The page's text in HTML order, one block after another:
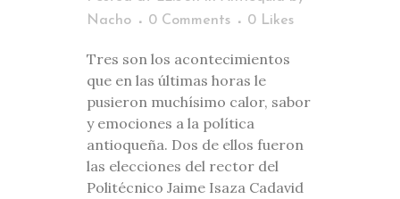
Nacho
0 Comments 0 Likes
Tres son los acontecimientos
que en las últimas horas le
pusieron muchísimo calor, sabor
y emociones a la política
antioqueña. Dos de ellos fueron
las elecciones del rector del
Politécnico Jaime Isaza Cadavid